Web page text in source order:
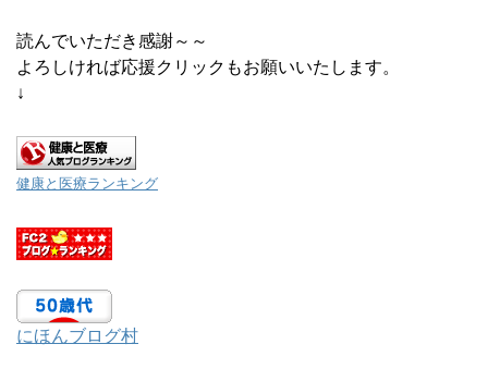
読んでいただき感謝～～
よろしければ応援クリックもお願いいたします。
↓
健康と医療ランキング
にほんブログ村